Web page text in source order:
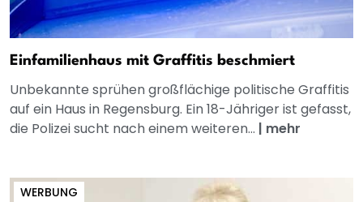
Einfamilienhaus mit Graffitis beschmiert
Unbekannte sprühen großflächige politische Graffitis
auf ein Haus in Regensburg. Ein 18-Jähriger ist gefasst,
die Polizei sucht nach einem weiteren... | mehr
WERBUNG